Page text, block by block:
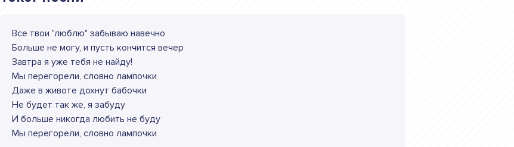
Все твои "люблю" забываю навечно
Больше не могу, и пусть кончится вечер
Завтра я уже тебя не найду!
Мы перегорели, словно лампочки
Даже в животе дохнут бабочки
Не будет так же, я забуду
И больше никогда любить не буду
Мы перегорели, словно лампочки